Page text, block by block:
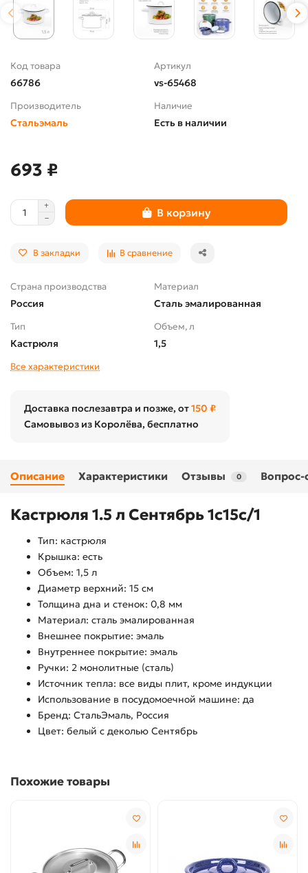
Код товара
66786
Артикул
vs-65468
Производитель
Стальэмаль
Наличие
Есть в наличии
693 ₽
В корзину
В закладки В сравнение
Страна производства
Россия
Материал
Сталь эмалированная
Тип
Кастрюля
Объем, л
1,5
Все характеристики
Доставка послезавтра и позже, от150 ₽
Самовывоз из Королёва, бесплатно
Описание Характеристики Отзывы 0 Вопрос-
Кастрюля 1.5 л Сентябрь 1с15с/1
Тип: кастрюля
Крышка: есть
Объем: 1,5 л
Диаметр верхний: 15 см
Толщина дна и стенок: 0,8 мм
Материал: сталь эмалированная
Внешнее покрытие: эмаль
Внутреннее покрытие: эмаль
Ручки: 2 монолитные (сталь)
Источник тепла: все виды плит, кроме индукции
Использование в посудомоечной машине: да
Бренд: СтальЭмаль, Россия
Цвет: белый с деколью Сентябрь
Похожие товары